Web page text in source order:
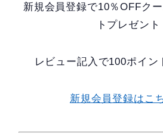
新規会員登録で10％OFFク
トプレゼント
レビュー記入で100ポイン
新規会員登録はこ